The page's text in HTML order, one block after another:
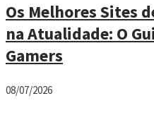
Os Melhores Sites
na Atualidade: O
Gamers
08/07/2026